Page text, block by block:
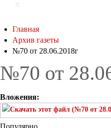
Главная
Архив газеты
№70 от 28.06.2018г
№70 от
Вложения:
Популярно